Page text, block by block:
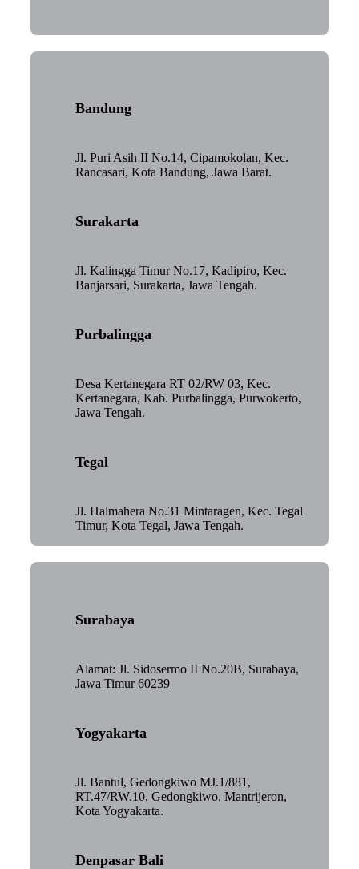
Bandung
Jl. Puri Asih II No.14, Cipamokolan, Kec.
Rancasari, Kota Bandung, Jawa Barat.
Surakarta
Jl. Kalingga Timur No.17, Kadipiro, Kec.
Banjarsari, Surakarta, Jawa Tengah.
Purbalingga
Desa Kertanegara RT 02/RW 03, Kec.
Kertanegara, Kab. Purbalingga, Purwokerto,
Jawa Tengah.
Tegal
Jl. Halmahera No.31 Mintaragen, Kec. Tegal
Timur, Kota Tegal, Jawa Tengah.
Surabaya
Alamat: Jl. Sidosermo II No.20B, Surabaya,
Jawa Timur 60239
Yogyakarta
Jl. Bantul, Gedongkiwo MJ.1/881,
RT.47/RW.10, Gedongkiwo, Mantrijeron,
Kota Yogyakarta.
Denpasar Bali